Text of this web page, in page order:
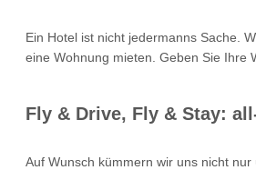
Ein Hotel ist nicht jedermanns Sache.
eine Wohnung mieten. Geben Sie Ihre
Fly & Drive, Fly & Stay:
Auf Wunsch kümmern wir uns nicht